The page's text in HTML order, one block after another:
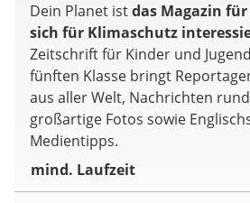
Dein Planet istdas Magazin
sich für Klimaschutz
Zeitschrift für Kinder und
fünften Klasse bringt
aus aller Welt, Nachrichten
großartige Fotos sowie
Medientipps.
mind. Laufzeit